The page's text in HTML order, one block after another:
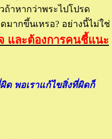
าหากว่าพระไปโปรด
มากขึ้นเหรอ? อย่างนี้ไม่ใช่
และต้องการคนชี้แนะ
ผิด พอเราแก้ไขสิ่งที่ผิดก็